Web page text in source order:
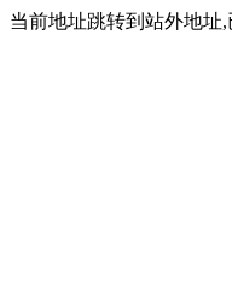
当前地址跳转到站外地址